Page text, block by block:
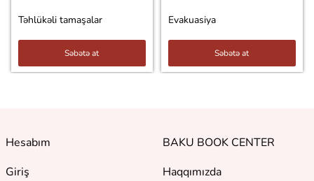
Təhlükəli tamaşalar
Səbətə at
Evakuasiya
Səbətə at
Hesabım
Giriş
BAKU BOOK CENTER
Haqqımızda